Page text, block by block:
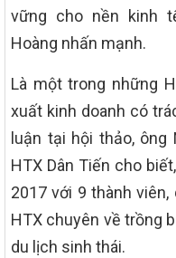
vững cho nền kinh
Hoàng nhấn mạnh.
Là một trong những
xuất kinh doanh có
luận tại hội thảo,
HTX Dân Tiến cho
2017 với 9 thành
HTX chuyên về trồng
du lịch sinh thái.